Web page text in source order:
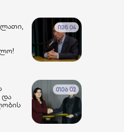
ივნ 04
და
თებ 02